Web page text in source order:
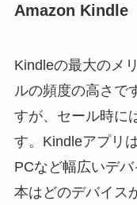
Amazon Kindle
Kindleの最大のメ
ルの頻度の高さで
すが、セール時に
す。Kindleアプリ
PCなど幅広いデ
本はどのデバイス